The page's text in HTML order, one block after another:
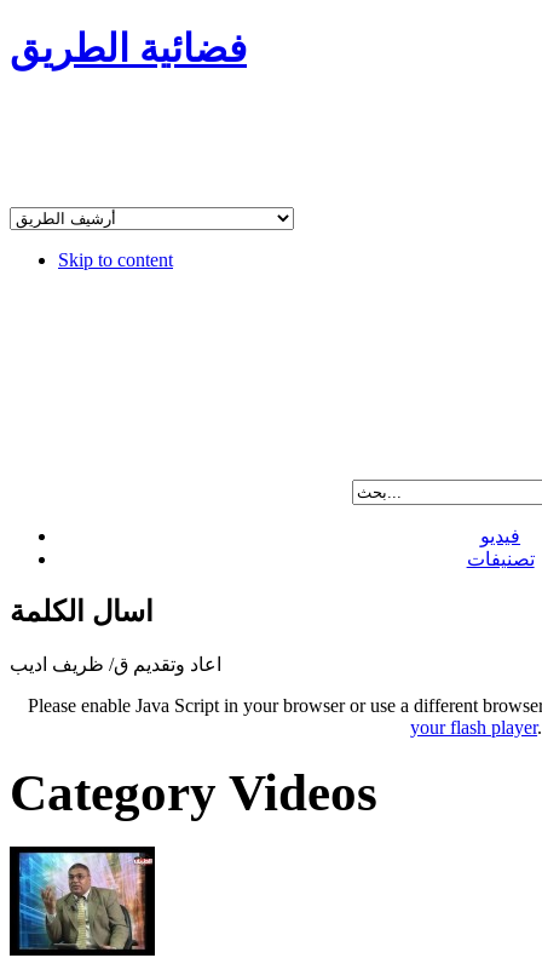
فضائية الطريق
Skip to content
فيديو
تصنيفات
اسال الكلمة
اعاد وتقديم ق/ ظريف اديب
Please enable Java Script in your browser or use a different
your flash player.
Category Videos